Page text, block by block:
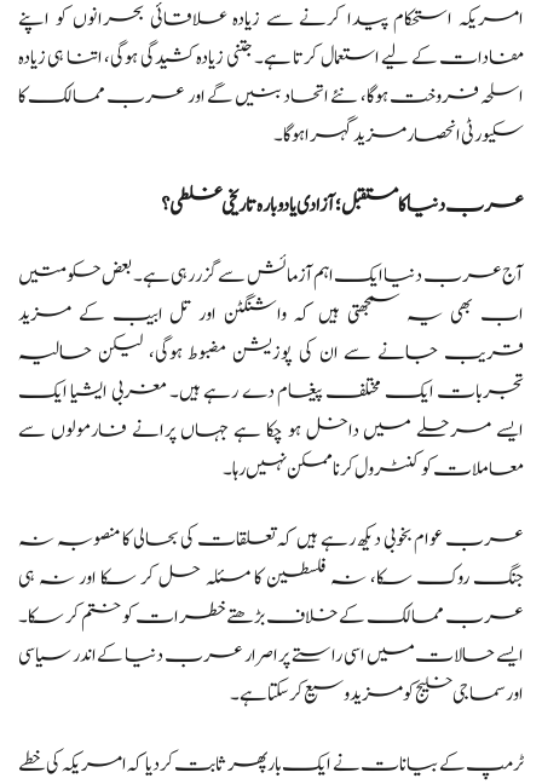
امریکہ استحکام پیدا کرنے سے زیادہ علاقائی بحرانوں کو اپنے
مفادات کے لیے استعمال کرتا ہے۔ جتنی زیادہ کشیدگی ہوگی، اتنا ہی زیادہ
اسلحہ فروخت ہوگا، نئے اتحاد بنیں گے اور عرب ممالک کا
سکیورٹی انحصار مزید گہرا ہوگا۔
عرب دنیا کا مستقبل؛ آزادی یا دوبارہ تاریخی غلطی ؟
آج عرب دنیا ایک اہم آزمائش سے گزر رہی ہے۔ بعض حکومتیں
اب بھی یہ سمجھتی ہیں کہ واشنگٹن اور تل ابیب کے مزید
قریب جانے سے ان کی پوزیشن مضبوط ہوگی، لیکن حالیہ
تجربات ایک مختلف پیغام دے رہے ہیں۔ مغربی ایشیا ایک
ایسے مرحلے میں داخل ہو چکا ہے جہاں پرانے فارمولوں سے
معاملات کو کنٹرول کرنا ممکن نہیں رہا۔
عرب عوام بخوبی دیکھ رہے ہیں کہ تعلقات کی بحالی کا منصوبہ نہ
جنگ روک سکا، نہ فلسطین کا مسئلہ حل کر سکا اور نہ ہی
عرب ممالک کے خلاف بڑھتے خطرات کو ختم کر سکا۔
ایسے حالات میں اسی راستے پر اصرار عرب دنیا کے اندر سیاسی
اور سماجی خلیج کو مزید وسیع کر سکتا ہے۔
ٹرمپ کے بیانات نے ایک بار پھر ثابت کر دیا کہ امریکہ کی خطے